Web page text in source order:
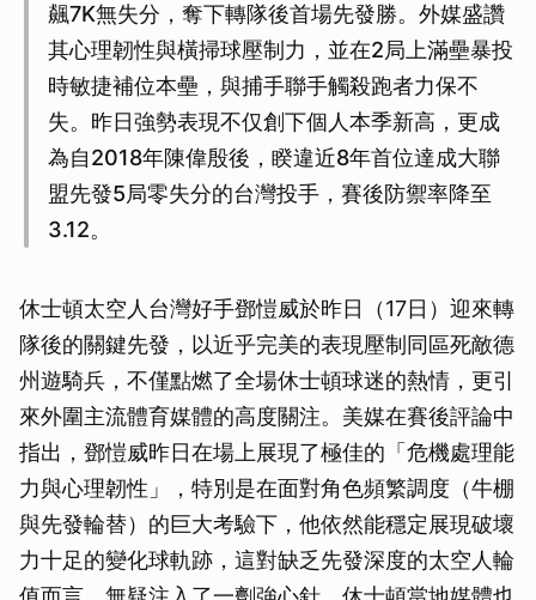
飆7K無失分，奪下轉隊後首場先發勝。外媒盛讚
其心理韌性與橫掃球壓制力，並在2局上滿壘暴投
時敏捷補位本壘，與捕手聯手觸殺跑者力保不
失。昨日強勢表現不仅創下個人本季新高，更成
為自2018年陳偉殷後，睽違近8年首位達成大聯
盟先發5局零失分的台灣投手，賽後防禦率降至
3.12。
休士頓太空人台灣好手鄧愷威於昨日（17日）迎來轉
隊後的關鍵先發，以近乎完美的表現壓制同區死敵德
州遊騎兵，不僅點燃了全場休士頓球迷的熱情，更引
來外圍主流體育媒體的高度關注。美媒在賽後評論中
指出，鄧愷威昨日在場上展現了極佳的「危機處理能
力與心理韌性」，特別是在面對角色頻繁調度（牛棚
與先發輪替）的巨大考驗下，他依然能穩定展現破壞
力十足的變化球軌跡，這對缺乏先發深度的太空人輪